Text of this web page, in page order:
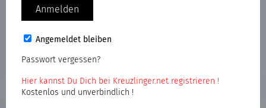
Angemeldet bleiben
Passwort vergessen?
Hier kannst Du Dich bei Kreuzlinger.net registrieren !
Kostenlos und unverbindlich !